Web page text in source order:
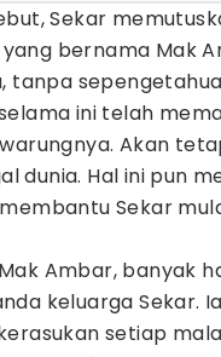
Sekar
bernama Mak
tanpa
ini telah
Akan
dunia. Hal ini pun
Sekar
Ambar, banyak
keluarga Sekar.
setiap